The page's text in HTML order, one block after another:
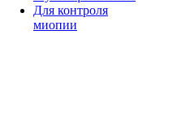
Для контроля
миопии